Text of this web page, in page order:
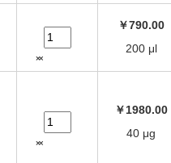
￥790.00
200 μl
￥1980.00
40 μg